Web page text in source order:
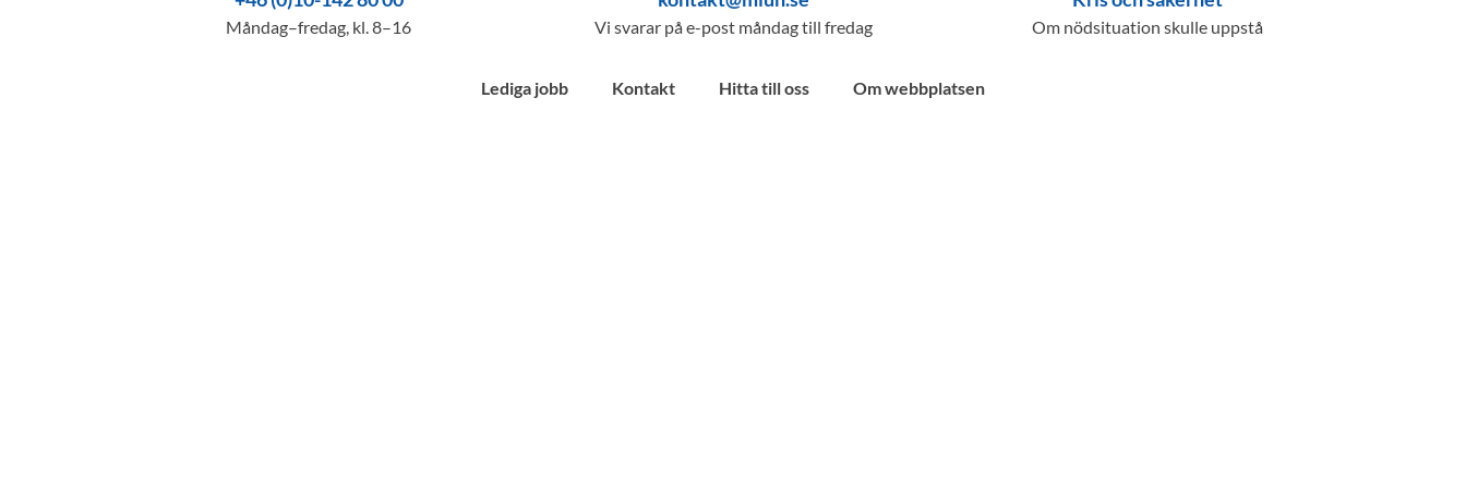
Måndag–fredag, kl. 8–16 Vi svarar på e-post måndag till fredag Om nödsituation skulle uppstå
Lediga jobb Kontakt Hitta till oss Om webbplatsen